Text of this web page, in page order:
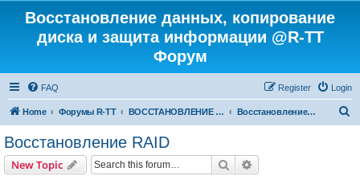
Восстановление данных, копирование
диска и защита информации @R-TT
Форум
FAQ Login
Register
Home Форумы R-TT ВОССТАНОВЛЕНИЕ ДАННЫХ И УДАЛЕННЫХ ФАЙЛОВ Восстановление RAID
Восстановление RAID
New Topic Search